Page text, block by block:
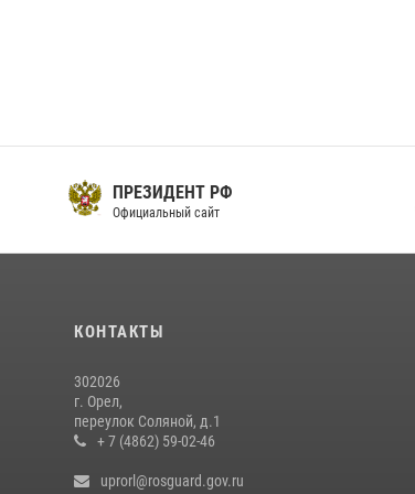
ПРЕЗИДЕНТ РФ
Официальный сайт
КОНТАКТЫ
302026
г. Орел,
переулок Соляной, д.1
+ 7 (4862) 59-02-46
uprorl@rosguard.gov.ru